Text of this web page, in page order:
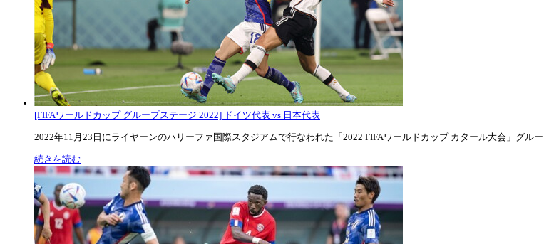
[FIFAワールドカップ グループステージ 2022] ドイツ代表 vs 日本代表
2022年11月23日にライヤーンのハリーファ国際スタジアムで行なわれた「2022 FIFAワールドカップ カタール大会」グル
続きを読む